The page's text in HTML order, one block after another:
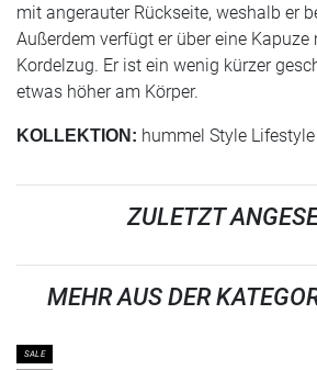
mit angerauter Rückseite, weshalb er
Außerdem verfügt er über eine
Kordelzug. Er ist ein wenig kürzer
etwas höher am Körper.
KOLLEKTION: hummel Style Lifestyle
ZULETZT
MEHR AUS DER
SALE